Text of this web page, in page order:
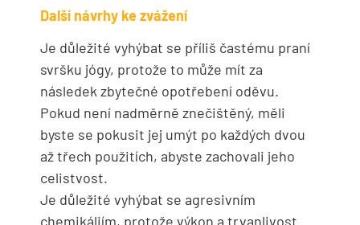
Další návrhy ke zvážení
Je důležité vyhýbat se příliš častému praní
svršku jógy, protože to může mít za
následek zbytečné opotřebení oděvu.
Pokud není nadměrně znečištěný, měli
byste se pokusit jej umýt po každých dvou
až třech použitích, abyste zachovali jeho
celistvost.
Je důležité vyhýbat se agresivním
chemikáliím, protože výkon a trvanlivost